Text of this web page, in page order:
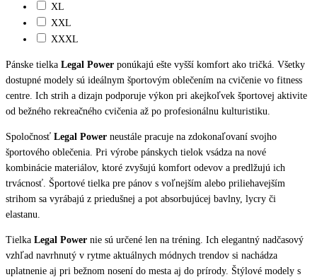
XL
XXL
XXXL
Pánske tielka Legal Power ponúkajú ešte vyšší komfort ako tričká. Všetky
dostupné modely sú ideálnym športovým oblečením na cvičenie vo fitness
centre. Ich strih a dizajn podporuje výkon pri akejkoľvek športovej aktivite
od bežného rekreačného cvičenia až po profesionálnu kulturistiku.
Spoločnosť Legal Power neustále pracuje na zdokonaľovaní svojho
športového oblečenia. Pri výrobe pánskych tielok vsádza na nové
kombinácie materiálov, ktoré zvyšujú komfort odevov a predlžujú ich
trvácnosť. Športové tielka pre pánov s voľnejším alebo priliehavejším
strihom sa vyrábajú z priedušnej a pot absorbujúcej bavlny, lycry či
elastanu.
Tielka Legal Power nie sú určené len na tréning. Ich elegantný nadčasový
vzhľad navrhnutý v rytme aktuálnych módnych trendov si nachádza
uplatnenie aj pri bežnom nosení do mesta aj do prírody. Štýlové modely s